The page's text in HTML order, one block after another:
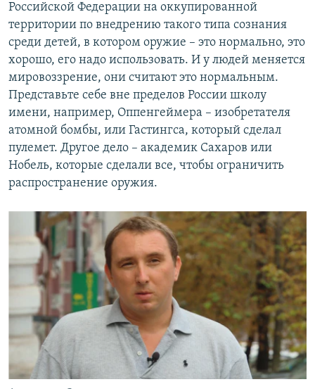
Российской Федерации на оккупированной
территории по внедрению такого типа сознания
среди детей, в котором оружие – это нормально, это
хорошо, его надо использовать. И у людей меняется
мировоззрение, они считают это нормальным.
Представьте себе вне пределов России школу
имени, например, Оппенгеймера – изобретателя
атомной бомбы, или Гастингса, который сделал
пулемет. Другое дело – академик Сахаров или
Нобель, которые сделали все, чтобы ограничить
распространение оружия.